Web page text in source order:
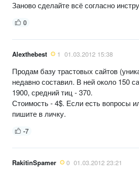
Заново сделайте всё согласно
0
Alexthebest 1 01.03.2012 15:38
Продам базу трастовых сайтов
недавно составил. В ней около 150
1900, средний тиц - 370.
Стоимость - 4$. Если есть вопросы
пишите в личку.
-7
RakitinSpamer 0 01.03.2012 23:21